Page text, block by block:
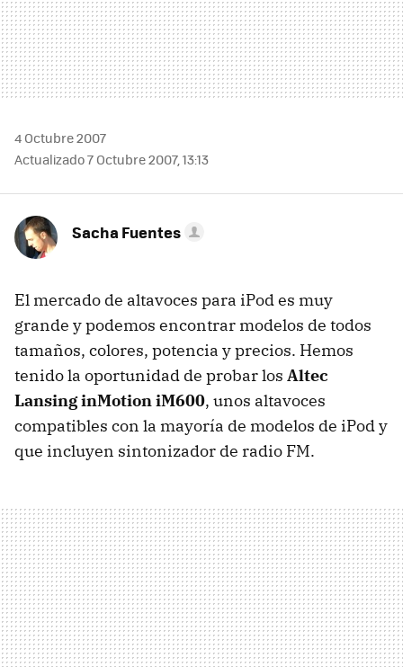
4 Octubre 2007
Actualizado 7 Octubre 2007, 13:13
Sacha Fuentes
El mercado de altavoces para iPod es muy
grande y podemos encontrar modelos de todos
tamaños, colores, potencia y precios. Hemos
tenido la oportunidad de probar los Altec
Lansing inMotion iM600, unos altavoces
compatibles con la mayoría de modelos de iPod y
que incluyen sintonizador de radio FM.